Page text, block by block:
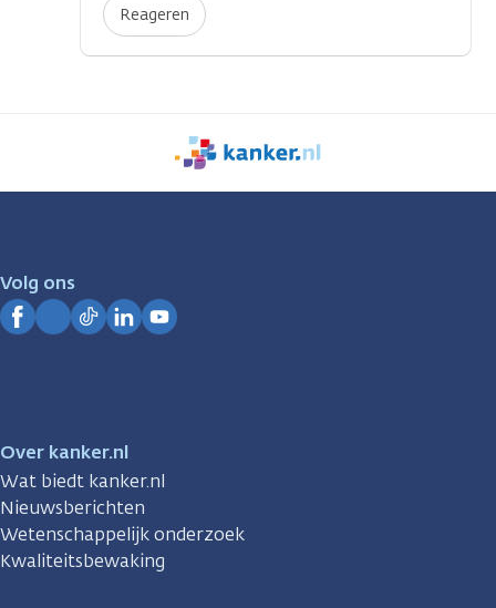
Reageren
We
zijn
Volg ons
Over kanker.nl
Wat biedt kanker.nl
Nieuwsberichten
Wetenschappelijk onderzoek
Kwaliteitsbewaking